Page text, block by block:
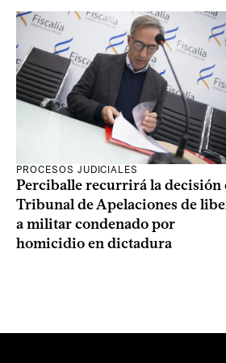
PROCESOS JUDICIALES
Perciballe recurrirá la decisión
Tribunal de Apelaciones de
a militar condenado por
homicidio en dictadura